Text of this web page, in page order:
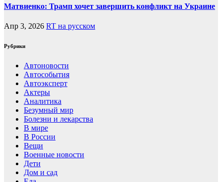
Матвиенко: Трамп хочет завершить конфликт на Украине
Апр 3, 2026 RT на русском
Рубрики
Автоновости
Автособытия
Автоэксперт
Актеры
Аналитика
Безумный мир
Болезни и лекарства
В мире
В России
Вещи
Военные новости
Дети
Дом и сад